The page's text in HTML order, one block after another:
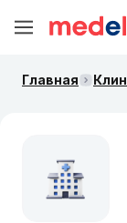
Главная